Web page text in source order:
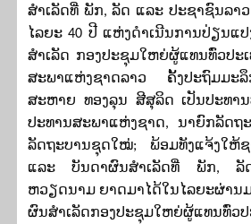
ສໍາເລັດທີ່ ພັກ, ລັດ ແລະ ປະຊາຊົນລາ
ໄລຍະ 40 ປີ ແຫ່ງດໍາເນີນການປ່ຽນ
ສໍາເລັດ ກອງປະຊຸມໃຫຍ່ຜູ້ແທນທົ່ວປະ
ສະພາແຫ່ງຊາດລາວ ຄັ້ງປະຖົມມະລຶ
ສະຫາຍ ທອງລຸນ ສີສຸລິດ ເປັນປະທານ
ປະທານສະພາແຫ່ງຊາດ, ນາຍົກລັດ
ລັດຖະບານຊຸດໃໝ່; ພ້ອມທັງແຈ້ງໃຫ້
ແລະ ບັນດາຜົນສໍາເລັດທີ່ ພັກ,
ຫວຽດນາມ ຍາດມາໄດ້ໃນໄລຍະຜ່ານ
ຜົນສໍາເລັດກອງປະຊຸມໃຫຍ່ຜູ້ແທນທົ່ວປ